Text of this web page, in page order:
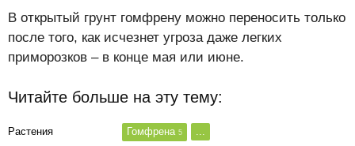
В открытый грунт гомфрену можно переносить только
после того, как исчезнет угроза даже легких
приморозков – в конце мая или июне.
Читайте больше на эту тему:
Растения Гомфрена 5 ...